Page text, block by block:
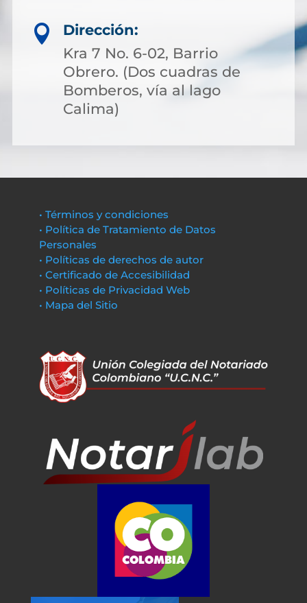

Dirección:
Kra 7 No. 6-02, Barrio
Obrero. (Dos cuadras de
Bomberos, vía al lago
Calima)
• Términos y condiciones
• Política de Tratamiento de Datos
Personales
• Políticas de derechos de autor
• Certificado de Accesibilidad
• Políticas de Privacidad Web
• Mapa del Sitio